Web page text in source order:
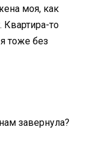
моя, как
Квартира-то
тоже без
завернула?